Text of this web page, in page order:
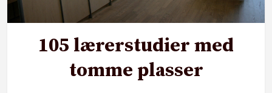
105 lærerstudier med
tomme plasser